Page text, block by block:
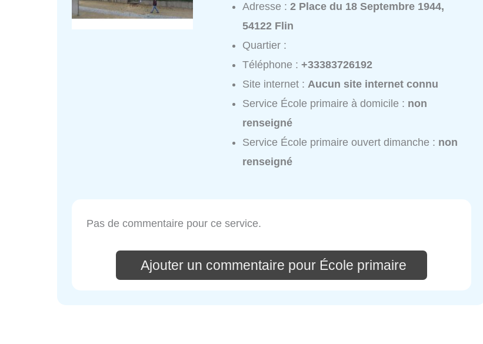
Adresse :2 Place du 18 Septembre 1944,
54122 Flin
Quartier :
Téléphone :+33383726192
Site internet :Aucun site internet connu
Service École primaire à domicile : non
renseigné
Service École primaire ouvert dimanche : non
renseigné
Pas de commentaire pour ce service.
Ajouter un commentaire pour École primaire